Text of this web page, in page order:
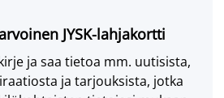
JYSK-lahjakortti
ja saa tietoa mm. uutisista,
ja tarjouksista, jotka